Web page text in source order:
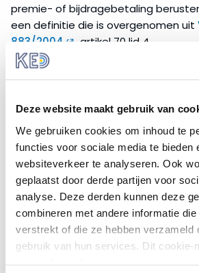
Deze website maakt gebruik van
We gebruiken cookies om inhoud te
functies voor sociale media te bieden
websiteverkeer te analyseren. Ook
geplaatst door derde partijen voor
analyse. Deze derden kunnen deze
combineren met andere informatie
verstrekt of die ze hebben verzameld
gebruik van hun services. Dit cookie-
premie- of bijdragebetaling
een definitie die is overgenomen uit
883/2004
, artikel 70 lid 4.
De prestaties, geleverd op basis
Wet maatschappelijke
, voldoen aan deze beschrijving.
niet dat gemeenten EU-burgers
drie maanden van hun verblijf in
gevallen Wmo-gebaseerde hulp
Nederland heeft er namelijk voor
uitzondering te maken voor Wmo
grotendeels wel beschikbaar te
drie maanden van verblijf.
Recht op Wmo-